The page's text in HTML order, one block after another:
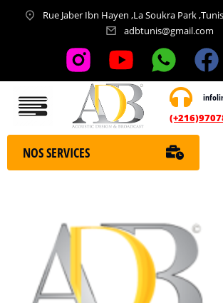
Rue Jaber Ibn Hayen ,La Soukra Park ,Tunis
adbtunis@gmail.com
Nos services
NOS SERVICES